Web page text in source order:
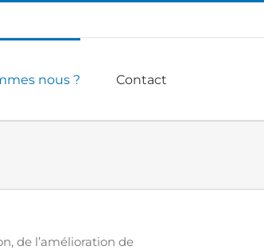
nous ? Contact
de l’amélioration de